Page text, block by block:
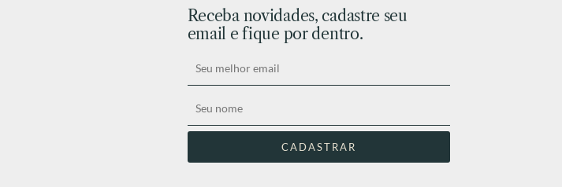
Receba novidades, cadastre seu
email e fique por dentro.